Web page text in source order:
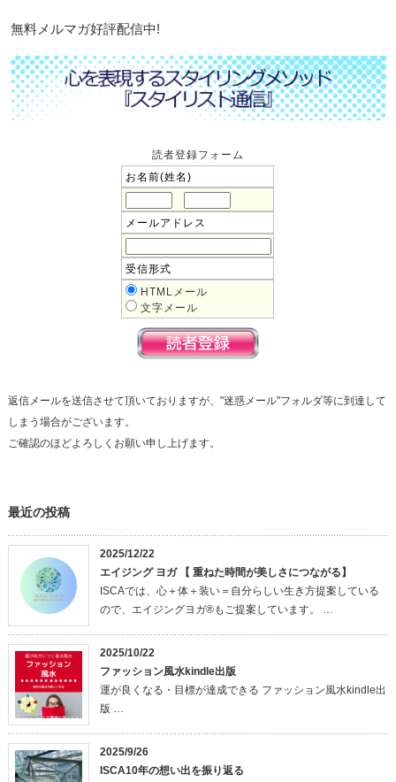
無料メルマガ好評配信中!
読者登録フォーム
お名前(姓名)
メールアドレス
受信形式
HTMLメール
文字メール
返信メールを送信させて頂いておりますが、"迷惑メール"フォルダ等に到達して
しまう場合がございます。
ご確認のほどよろしくお願い申し上げます。
最近の投稿
2025/12/22
エイジング ヨガ 【 重ねた時間が美しさにつながる】
ISCAでは、心＋体＋装い＝自分らしい生き方提案している
ので、エイジングヨガ®もご提案しています。 …
2025/10/22
ファッション風水kindle出版
運が良くなる・目標が達成できる ファッション風水kindle出
版 …
2025/9/26
ISCA10年の想い出を振り返る